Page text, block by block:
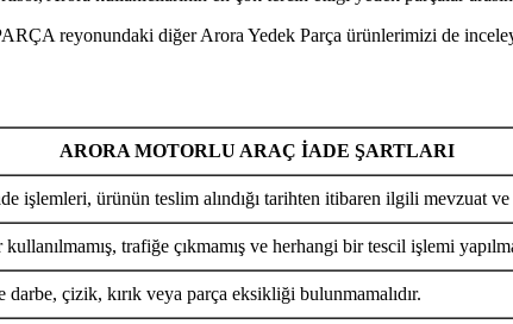
reyonundaki diğer Arora Yedek Parça ürünlerimizi de
ARORA MOTORLU ARAÇ İADE ŞARTLARI
işlemleri, ürünün teslim alındığı tarihten itibaren ilgili mevzuat ve
trafiğe çıkmamış ve herhangi bir tescil işlemi
çizik, kırık veya parça eksikliği bulunmamalıdır.